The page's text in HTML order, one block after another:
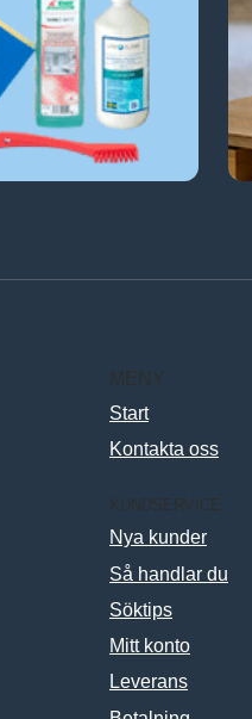
MENY
Start
Kontakta oss
KUNDSERVICE
Nya kunder
Så handlar du
Söktips
Mitt konto
Leverans